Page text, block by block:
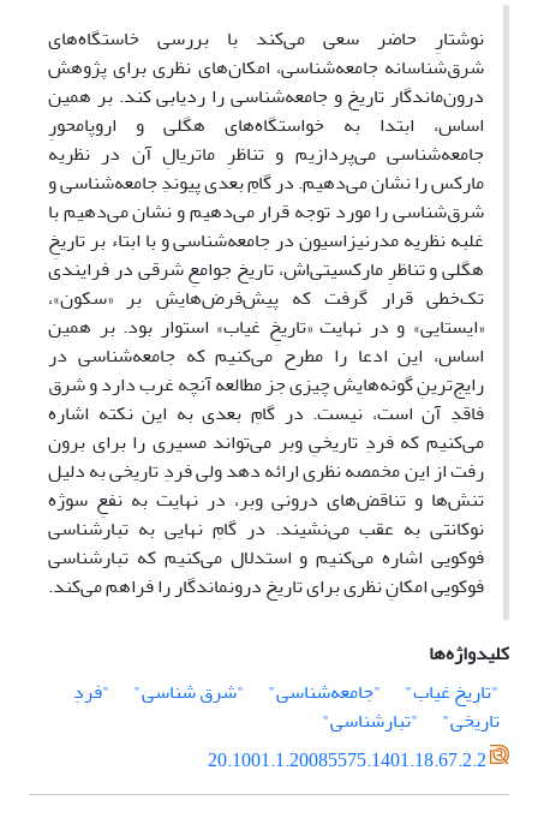
نوشتارِ حاضر سعی می‌کند با بررسی خاستگاه‌های
شرق‌شناسانه جامعه‌شناسی، امکان‌های نظری برای پژوهش
درون‌ماندگار تاریخ و جامعه‌شناسی را ردیابی کند. بر همین
اساس، ابتدا به خواستگاه‌های هگلی و اروپامحورِ
جامعه‌شناسی می‌پردازیم و تناظرِ ماتریالِ آن در نظریه
مارکس را نشان می‌دهیم. در گامِ بعدی پیوندِ جامعه‌شناسی و
شرق‌شناسی را مورد توجه قرار می‌دهیم و نشان می‌دهیم با
غلبه نظریه مدرنیزاسیون در جامعه‌شناسی و با ابتاء بر تاریخِ
هگلی و تناظرِ مارکسیتی‌اش، تاریخ جوامعِ شرقی در فرایندی
تک‌خطی قرار گرفت که پیش‌فرض‌هایش بر «سکون»،
«ایستایی» و در نهایت «تاریخِ غیاب» استوار بود. بر همین
اساس، این ادعا را مطرح می‌کنیم که جامعه‌شناسی در
رایج‌ترینِ گونه‌هایش چیزی جز مطالعه آنچه غرب دارد و شرق
فاقدِ آن است، نیست. در گامِ بعدی به این نکته اشاره
می‌کنیم که فردِ تاریخیِ وبر می‌تواند مسیری را برای برون
رفت از این مخمصه‌ نظری ارائه دهد ولی فردِ تاریخی به دلیل
تنش‌ها و تناقض‌های درونی وبر، در نهایت به نفعِ سوژه
نوکانتی به عقب می‌نشیند. در گامِ نهایی به تبارشناسی
فوکویی اشاره می‌کنیم و استدلال می‌کنیم که تبارشناسی
فوکویی امکانِ نظری برای تاریخ درونماندگار را فراهم می‌کند.
کلیدواژه‌ها
"تاریخ غیاب"
"جامعه‌شناسی" "شرق شناسی"
"فردِ
تاریخی"
"تبارشناسی"
20.1001.1.20085575.1401.18.67.2.2